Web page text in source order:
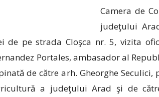
Camera de
judeţului
de pe strada Cloşca nr. 5, vizita
Portales, ambasador al
de către arh. Gheorghe Seculici,
a judeţului Arad şi de